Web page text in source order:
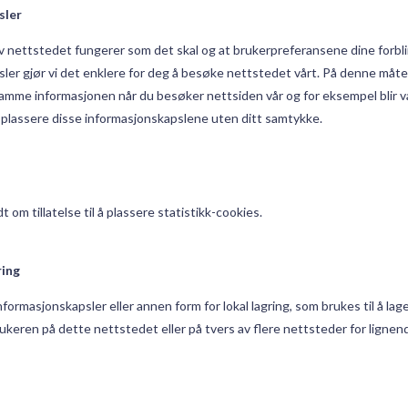
nettstedet fungerer som det skal og at brukerpreferansene dine
gjør vi det enklere for deg å besøke nettstedet vårt. På denne
informasjonen når du besøker nettsiden vår og for eksempel blir
disse informasjonskapslene uten ditt samtykke.
om tillatelse til å plassere statistikk-cookies.
eller annen form for lokal lagring, som brukes til å
på dette nettstedet eller på tvers av flere nettsteder for